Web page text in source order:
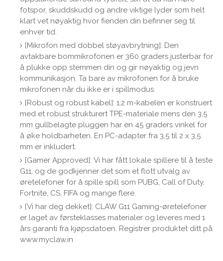
fotspor, skuddskudd og andre viktige lyder som helt
klart vet nøyaktig hvor fienden din befinner seg til
enhver tid.
[Mikrofon med dobbel støyavbrytning]: Den
avtakbare bommikrofonen er 360 graders justerbar for
å plukke opp stemmen din og gir nøyaktig og jevn
kommunikasjon. Ta bare av mikrofonen for å bruke
mikrofonen når du ikke er i spillmodus.
[Robust og robust kabel]: 1,2 m-kabelen er konstruert
med et robust strukturert TPE-materiale mens den 3,5
mm gullbelagte pluggen har en 45 graders vinkel for
å øke holdbarheten. En PC-adapter fra 3,5 til 2 x 3,5
mm er inkludert.
[Gamer Approved]: Vi har fått lokale spillere til å teste
G11, og de godkjenner det som et flott utvalg av
øretelefoner for å spille spill som PUBG, Call of Duty,
Fortnite, CS, FIFA og mange flere.
[Vi har deg dekket]: CLAW G11 Gaming-øretelefoner
er laget av førsteklasses materialer og leveres med 1
års garanti fra kjøpsdatoen. Registrer produktet ditt på
www.myclaw.in